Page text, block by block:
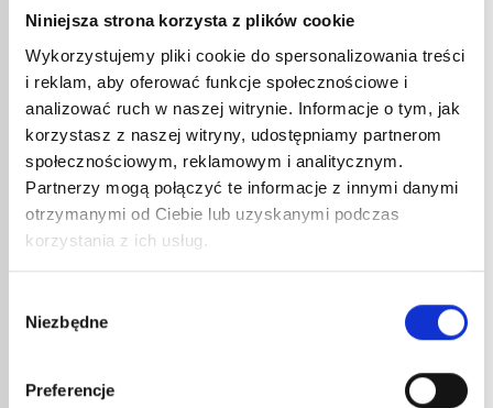
Niniejsza strona korzysta z plików cookie
Wykorzystujemy pliki cookie do spersonalizowania treści
i reklam, aby oferować funkcje społecznościowe i
analizować ruch w naszej witrynie. Informacje o tym, jak
korzystasz z naszej witryny, udostępniamy partnerom
społecznościowym, reklamowym i analitycznym.
Partnerzy mogą połączyć te informacje z innymi danymi
otrzymanymi od Ciebie lub uzyskanymi podczas
korzystania z ich usług.
zgody
Niezbędne
Preferencje
REDUKTOR PROPAN 682
41,99
nr kat.:
Wąż
nr kat.: